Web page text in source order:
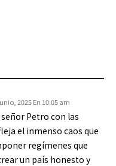
2025 En 10:05 am
Petro con las
el inmenso caos que
regímenes que
un país honesto y